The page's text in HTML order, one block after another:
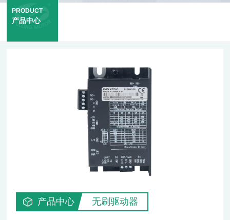
PRODUCT
产品中心
产品中心 无刷驱动器